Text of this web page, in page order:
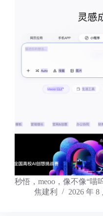
秒悟，meoo，像不像“喵
焦建利
2026 年 8